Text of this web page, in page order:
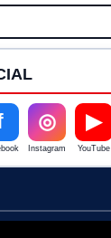
◎
Instagram
▶
YouTube